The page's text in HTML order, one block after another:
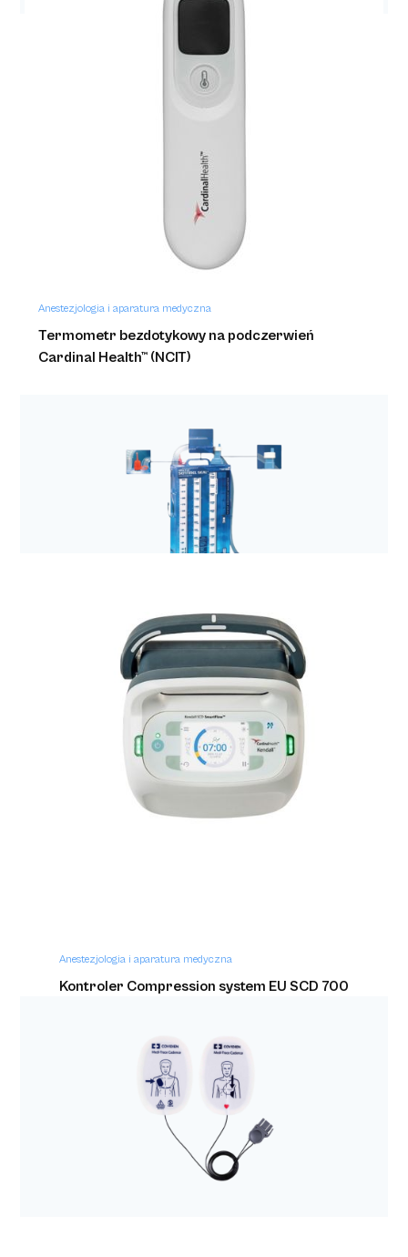
Anestezjologia i aparatura medyczna
Mankiet do ucisku sekwencyjnego udowy SCD
Anestezjologia i aparatura medyczna
Termometr bezdotykowy na podczerwień
Cardinal Health™ (NCIT)
Anestezjologia i aparatura medyczna
Zestaw do drenażu opłucnej Sentinel Seal
Anestezjologia i aparatura medyczna
Kontroler Compression system EU SCD 700